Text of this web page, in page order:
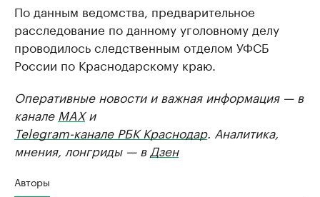
По данным ведомства, предварительное
расследование по данному уголовному делу
проводилось следственным отделом УФСБ
России по Краснодарскому краю.
Оперативные новости и важная информация — в
канале MAXи
Telegram-канале РБК Краснодар. Аналитика,
мнения, лонгриды — в Дзен
Авторы